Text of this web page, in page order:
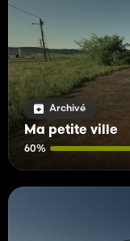
Archivé
Ma petite ville
60%